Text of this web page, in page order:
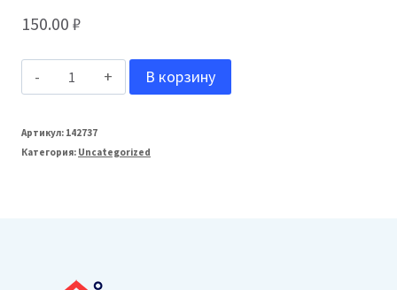
150.00 ₽
Количество
FarAcs
СТАЛЬ
В корзину
Артикул: 142737
Категория: Uncategorized